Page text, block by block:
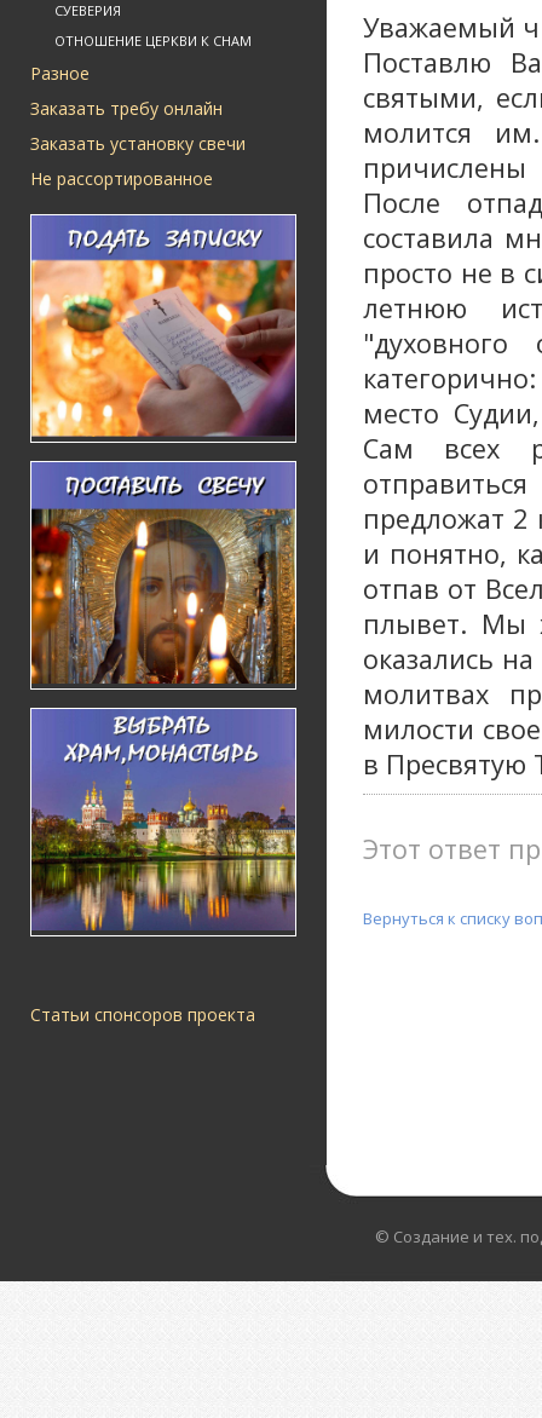
СУЕВЕРИЯ
ОТНОШЕНИЕ ЦЕРКВИ К СНАМ
Разное
Заказать требу онлайн
Заказать установку свечи
Не рассортированное
Статьи спонсоров проекта
Уважаемый
Поставлю
святыми,
молится
После
составила
просто не в
летнюю
место
Сам всех
предложат 2
и понятно,
отпав от
плывет. Мы
оказались
молитвах
милости
в Пресвятую
Этот ответ
Вернуться к списку
© Создание и тех.